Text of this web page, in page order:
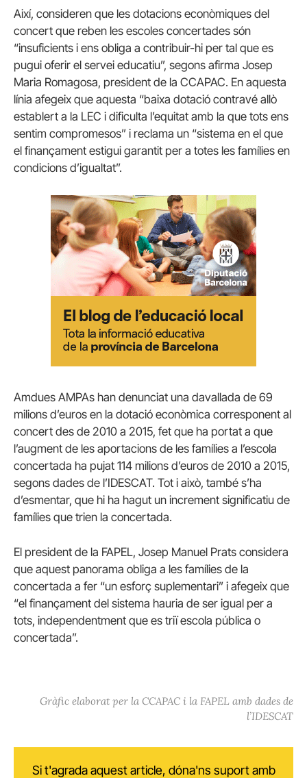
Així, consideren que les dotacions econòmiques del
concert que reben les escoles concertades són
“insuficients i ens obliga a contribuir-hi per tal que es
pugui oferir el servei educatiu”, segons afirma Josep
Maria Romagosa, president de la CCAPAC. En aquesta
línia afegeix que aquesta “baixa dotació contravé allò
establert a la LEC i dificulta l’equitat amb la que tots ens
sentim compromesos” i reclama un “sistema en el que
el finançament estigui garantit per a totes les famílies en
condicions d’igualtat”.
Amdues AMPAs han denunciat una davallada de 69
milions d’euros en la dotació econòmica corresponent al
concert des de 2010 a 2015, fet que ha portat a que
l’augment de les aportacions de les famílies a l’escola
concertada ha pujat 114 milions d’euros de 2010 a 2015,
segons dades de l’IDESCAT. Tot i això, també s’ha
d’esmentar, que hi ha hagut un increment significatiu de
famílies que trien la concertada.
El president de la FAPEL, Josep Manuel Prats considera
que aquest panorama obliga a les famílies de la
concertada a fer “un esforç suplementari” i afegeix que
“el finançament del sistema hauria de ser igual per a
tots, independentment que es triï escola pública o
concertada”.
Gràfic elaborat per la CCAPAC i la FAPEL amb dades de
l’IDESCAT
Si t'agrada aquest article, dóna'ns suport amb